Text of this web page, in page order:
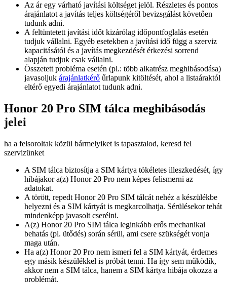
Az ár egy várható javítási költséget jelöl. Részletes és pontos
árajánlatot a javítás teljes költségéről bevizsgálást követően
tudunk adni.
A feltüntetett javítási időt kizárólag időpontfoglalás esetén
tudjuk vállalni. Egyéb esetekben a javítási idő függ a szerviz
kapacitásától és a javítás megkezdését érkezési sorrend
alapján tudjuk csak vállalni.
Összetett probléma esetén (pl.: több alkatrész meghibásodása)
javasoljuk árajánlatkérő űrlapunk kitöltését, ahol a listaáraktól
eltérő egyedi árajánlatot tudunk adni.
Honor 20 Pro SIM tálca meghibásodás
jelei
ha a felsoroltak közül bármelyiket is tapasztalod, keresd fel
szervizünket
A SIM tálca biztosítja a SIM kártya tökéletes illeszkedését, így
hibájakor a(z) Honor 20 Pro nem képes felismerni az
adatokat.
A törött, repedt Honor 20 Pro SIM tálcát nehéz a készülékbe
helyezni és a SIM kártyát is megkarcolhatja. Sérülésekor tehát
mindenképp javasolt cserélni.
A(z) Honor 20 Pro SIM tálca leginkább erős mechanikai
behatás (pl. ütődés) során sérül, ami csere szükségét vonja
maga után.
Ha a(z) Honor 20 Pro nem ismeri fel a SIM kártyát, érdemes
egy másik készülékkel is próbát tenni. Ha így sem működik,
akkor nem a SIM tálca, hanem a SIM kártya hibája okozza a
problémát.